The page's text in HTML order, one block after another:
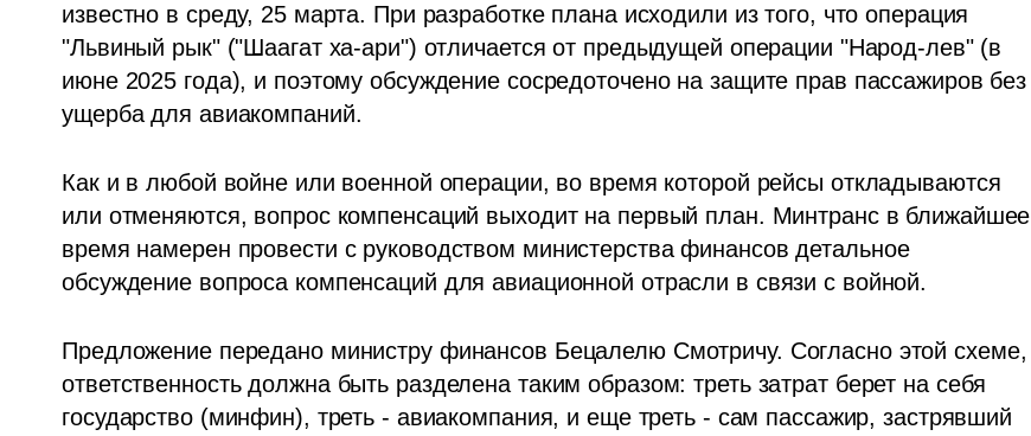
известно в среду, 25 марта. При разработке плана исходили из того, что операция
"Львиный рык" ("Шаагат ха-ари") отличается от предыдущей операции "Народ-лев" (в
июне 2025 года), и поэтому обсуждение сосредоточено на защите прав пассажиров без
ущерба для авиакомпаний.
Как и в любой войне или военной операции, во время которой рейсы откладываются
или отменяются, вопрос компенсаций выходит на первый план. Минтранс в ближайшее
время намерен провести с руководством министерства финансов детальное
обсуждение вопроса компенсаций для авиационной отрасли в связи с войной.
Предложение передано министру финансов Бецалелю Смотричу. Согласно этой схеме,
ответственность должна быть разделена таким образом: треть затрат берет на себя
государство (минфин), треть - авиакомпания, и еще треть - сам пассажир, застрявший